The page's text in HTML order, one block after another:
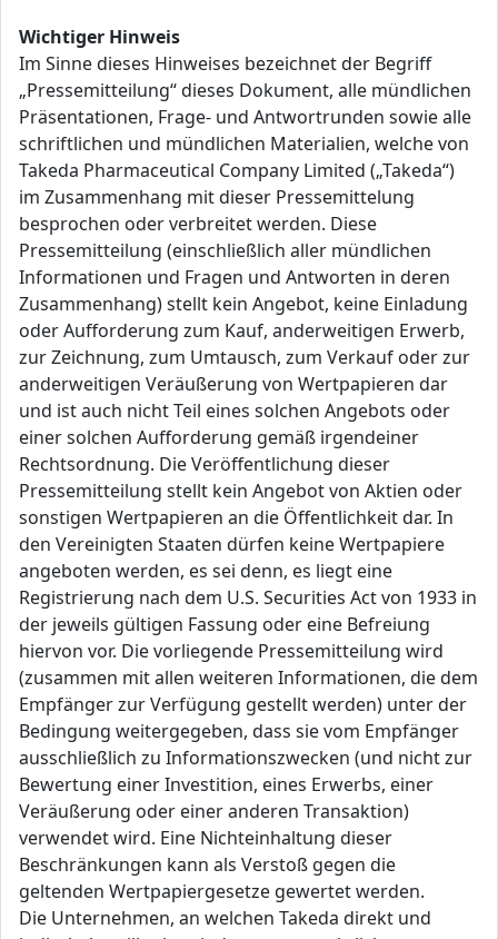
Wichtiger Hinweis
Im Sinne dieses Hinweises bezeichnet der Begriff
„Pressemitteilung“ dieses Dokument, alle mündlichen
Präsentationen, Frage- und Antwortrunden sowie alle
schriftlichen und mündlichen Materialien, welche von
Takeda Pharmaceutical Company Limited („Takeda“)
im Zusammenhang mit dieser Pressemittelung
besprochen oder verbreitet werden. Diese
Pressemitteilung (einschließlich aller mündlichen
Informationen und Fragen und Antworten in deren
Zusammenhang) stellt kein Angebot, keine Einladung
oder Aufforderung zum Kauf, anderweitigen Erwerb,
zur Zeichnung, zum Umtausch, zum Verkauf oder zur
anderweitigen Veräußerung von Wertpapieren dar
und ist auch nicht Teil eines solchen Angebots oder
einer solchen Aufforderung gemäß irgendeiner
Rechtsordnung. Die Veröffentlichung dieser
Pressemitteilung stellt kein Angebot von Aktien oder
sonstigen Wertpapieren an die Öffentlichkeit dar. In
den Vereinigten Staaten dürfen keine Wertpapiere
angeboten werden, es sei denn, es liegt eine
Registrierung nach dem U.S. Securities Act von 1933 in
der jeweils gültigen Fassung oder eine Befreiung
hiervon vor. Die vorliegende Pressemitteilung wird
(zusammen mit allen weiteren Informationen, die dem
Empfänger zur Verfügung gestellt werden) unter der
Bedingung weitergegeben, dass sie vom Empfänger
ausschließlich zu Informationszwecken (und nicht zur
Bewertung einer Investition, eines Erwerbs, einer
Veräußerung oder einer anderen Transaktion)
verwendet wird. Eine Nichteinhaltung dieser
Beschränkungen kann als Verstoß gegen die
geltenden Wertpapiergesetze gewertet werden.
Die Unternehmen, an welchen Takeda direkt und